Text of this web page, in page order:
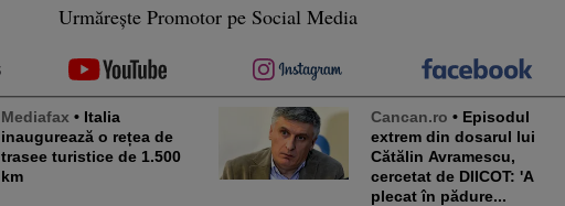
Urmărește Promotor pe Social Media
Mediafax • Italia
inaugurează o rețea de
trasee turistice de 1.500
km
Cancan.ro • Episodul
extrem din dosarul lui
Cătălin Avramescu,
cercetat de DIICOT: 'A
plecat în pădure...